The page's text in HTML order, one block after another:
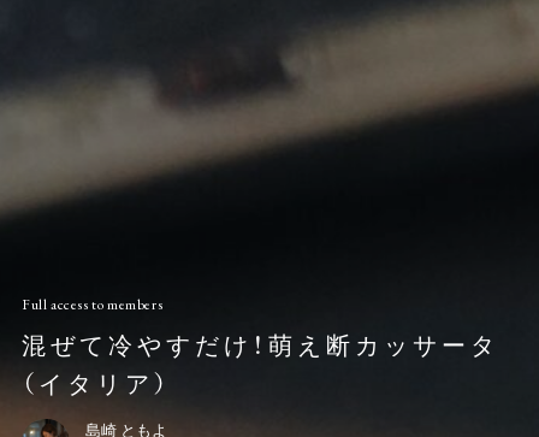
Full access to members
混ぜて冷やすだけ！萌え断カッサータ
（イタリア）
島崎 ともよ